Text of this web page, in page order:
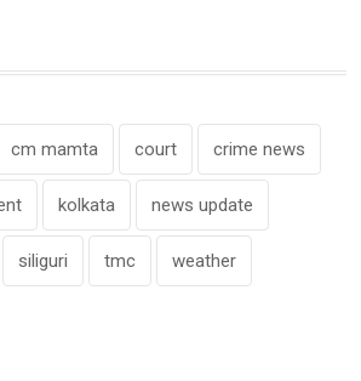
cm mamta court crime news
kolkata news update
siliguri tmc weather